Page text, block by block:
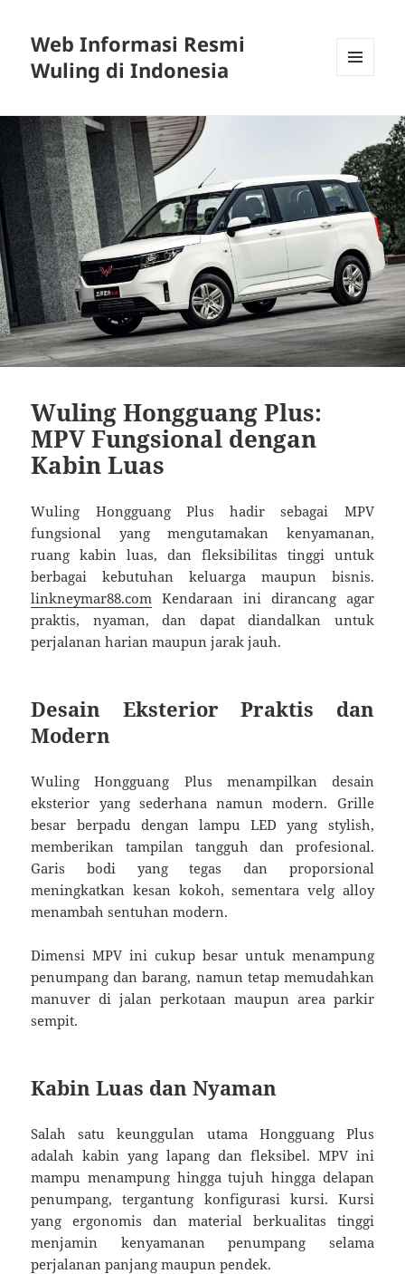
Web Informasi Resmi
Wuling di Indonesia
WIDGET
Wuling Hongguang Plus:
MPV Fungsional dengan
Kabin Luas
Wuling Hongguang Plus hadir sebagai MPV
fungsional yang mengutamakan kenyamanan,
ruang kabin luas, dan fleksibilitas tinggi untuk
berbagai kebutuhan keluarga maupun bisnis.
linkneymar88.com Kendaraan ini dirancang agar
praktis, nyaman, dan dapat diandalkan untuk
perjalanan harian maupun jarak jauh.
Desain Eksterior Praktis dan
Modern
Wuling Hongguang Plus menampilkan desain
eksterior yang sederhana namun modern. Grille
besar berpadu dengan lampu LED yang stylish,
memberikan tampilan tangguh dan profesional.
Garis bodi yang tegas dan proporsional
meningkatkan kesan kokoh, sementara velg alloy
menambah sentuhan modern.
Dimensi MPV ini cukup besar untuk menampung
penumpang dan barang, namun tetap memudahkan
manuver di jalan perkotaan maupun area parkir
sempit.
Kabin Luas dan Nyaman
Salah satu keunggulan utama Hongguang Plus
adalah kabin yang lapang dan fleksibel. MPV ini
mampu menampung hingga tujuh hingga delapan
penumpang, tergantung konfigurasi kursi. Kursi
yang ergonomis dan material berkualitas tinggi
menjamin kenyamanan penumpang selama
perjalanan panjang maupun pendek.